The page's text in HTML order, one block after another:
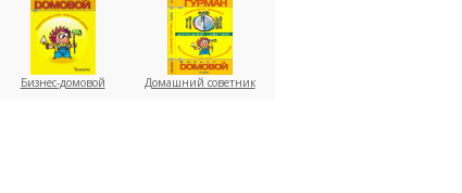
Бизнес-домовой Домашний советник